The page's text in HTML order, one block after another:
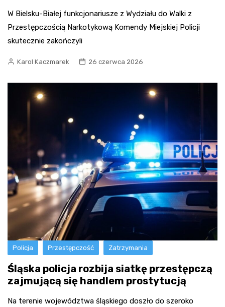
W Bielsku-Białej funkcjonariusze z Wydziału do Walki z
Przestępczością Narkotykową Komendy Miejskiej Policji
skutecznie zakończyli
Karol Kaczmarek 26 czerwca 2026
Policja Przestępczość Zatrzymania
Śląska policja rozbija siatkę przestępczą
zajmującą się handlem prostytucją
Na terenie województwa śląskiego doszło do szeroko